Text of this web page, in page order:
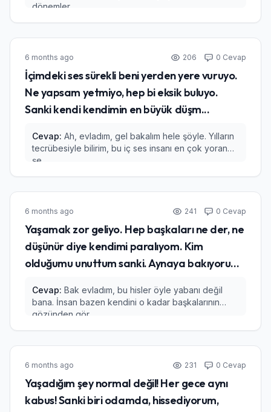
dönemler...
6 months ago 206 0 Cevap
İçimdeki ses sürekli beni yerden yere vuruyo.
Ne yapsam yetmiyo, hep bi eksik buluyo.
Sanki kendi kendimin en büyük düşm...
Cevap: Ah, evladım, gel bakalım hele şöyle. Yılların
tecrübesiyle bilirim, bu iç ses insanı en çok yoran
şe...
6 months ago 241 0 Cevap
Yaşamak zor geliyo. Hep başkaları ne der, ne
düşünür diye kendimi paralıyom. Kim
olduğumu unuttum sanki. Aynaya bakıyoru...
Cevap: Bak evladım, bu hisler öyle yabanı değil
bana. İnsan bazen kendini o kadar başkalarının
gözünden gör...
6 months ago 231 0 Cevap
Yaşadığım şey normal değil! Her gece aynı
kabus! Sanki biri odamda, hissediyorum,